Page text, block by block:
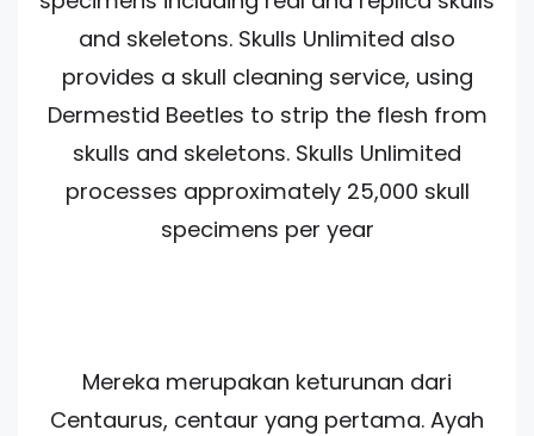
and skeletons. Skulls Unlimited also
provides a skull cleaning service, using
Dermestid Beetles to strip the flesh from
skulls and skeletons. Skulls Unlimited
processes approximately 25,000 skull
specimens per year
Mereka merupakan keturunan dari
Centaurus, centaur yang pertama. Ayah